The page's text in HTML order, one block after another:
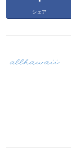
シェア